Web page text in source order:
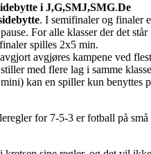
i J,G,SMJ,SMG.De
. I semifinaler og finaler
For alle klasser der det står
spilles 2x5 min.
avgjøres kampene ved flest
med flere lag i samme klasse
kan en spiller kun benyttes
for 7-5-3 er fotball på små